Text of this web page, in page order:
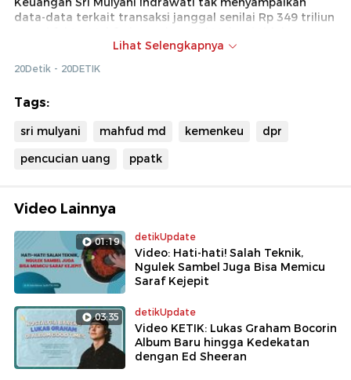
data-data terkait transaksi janggal senilai Rp 349 triliun
memperoleh data secara benar.
Lihat Selengkapnya
20Detik - 20DETIK
Tags:
sri mulyani mahfud md kemenkeu
dpr
pencucian uang
ppatk
Video Lainnya
01:19 detikUpdate
Video: Hati-hati! Salah Teknik,
Ngulek Sambel Juga Bisa Memicu
Saraf Kejepit
03:35 detikUpdate
Video KETIK: Lukas Graham Bocorin
Album Baru hingga Kedekatan
dengan Ed Sheeran